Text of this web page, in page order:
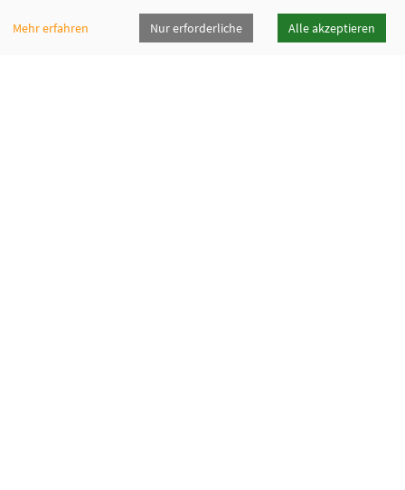
Mehr erfahren Nur erforderliche Alle akzeptieren